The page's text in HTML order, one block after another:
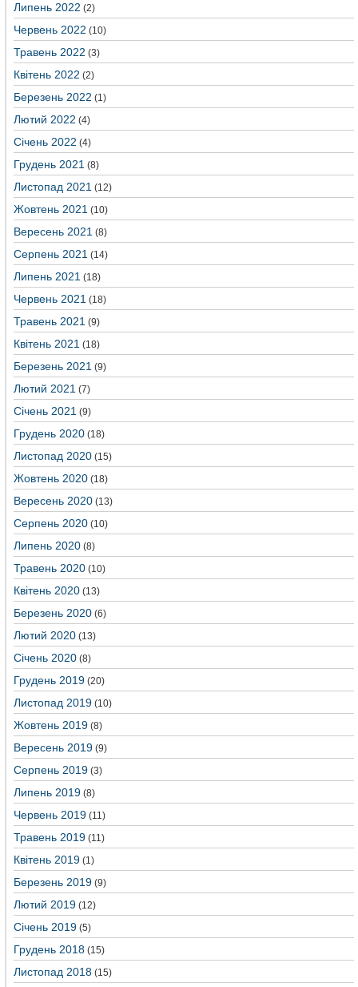
Липень 2022 (2)
Червень 2022 (10)
Травень 2022 (3)
Квітень 2022 (2)
Березень 2022 (1)
Лютий 2022 (4)
Січень 2022 (4)
Грудень 2021 (8)
Листопад 2021 (12)
Жовтень 2021 (10)
Вересень 2021 (8)
Серпень 2021 (14)
Липень 2021 (18)
Червень 2021 (18)
Травень 2021 (9)
Квітень 2021 (18)
Березень 2021 (9)
Лютий 2021 (7)
Січень 2021 (9)
Грудень 2020 (18)
Листопад 2020 (15)
Жовтень 2020 (18)
Вересень 2020 (13)
Серпень 2020 (10)
Липень 2020 (8)
Травень 2020 (10)
Квітень 2020 (13)
Березень 2020 (6)
Лютий 2020 (13)
Січень 2020 (8)
Грудень 2019 (20)
Листопад 2019 (10)
Жовтень 2019 (8)
Вересень 2019 (9)
Серпень 2019 (3)
Липень 2019 (8)
Червень 2019 (11)
Травень 2019 (11)
Квітень 2019 (1)
Березень 2019 (9)
Лютий 2019 (12)
Січень 2019 (5)
Грудень 2018 (15)
Листопад 2018 (15)